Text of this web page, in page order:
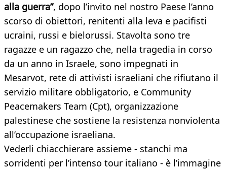
alla guerra”, dopo l’invito nel nostro Paese l’anno
scorso di obiettori, renitenti alla leva e pacifisti
ucraini, russi e bielorussi. Stavolta sono tre
ragazze e un ragazzo che, nella tragedia in corso
da un anno in Israele, sono impegnati in
Mesarvot, rete di attivisti israeliani che rifiutano il
servizio militare obbligatorio, e Community
Peacemakers Team (Cpt), organizzazione
palestinese che sostiene la resistenza nonviolenta
all’occupazione israeliana.
Vederli chiacchierare assieme - stanchi ma
sorridenti per l’intenso tour italiano - è l’immagine